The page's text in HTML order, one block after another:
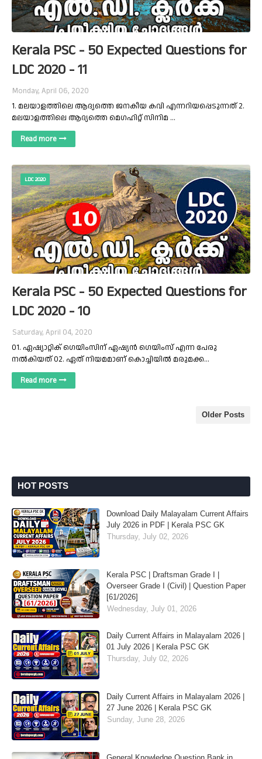
Kerala PSC - 50 Expected Questions for
LDC 2020 - 11
Monday, April 06, 2020
1. മലയാളത്തിലെ ആദ്യത്തെ ജനകീയ കവി എന്നറിയപ്പെടുന്നത് 2.
മലയാളത്തിലെ ആദ്യത്തെ മെഗഹിറ്റ് സിനിമ …
Read more
LDC 2020
Kerala PSC - 50 Expected Questions for
LDC 2020 - 10
Saturday, April 04, 2020
01. ഏഷ്യാറ്റിക് ഗെയിംസിന് ഏഷ്യൻ ഗെയിംസ് എന്ന പേരു
നൽകിയത് 02. ഏത് നിയമമാണ് കൊച്ചിയിൽ മരുമക്ക…
Read more
Older Posts
HOT POSTS
Download Daily Malayalam Current Affairs
July 2026 in PDF | Kerala PSC GK
Thursday, July 02, 2026
Kerala PSC | Draftsman Grade I |
Overseer Grade I (Civil) | Question Paper
[61/2026]
Wednesday, July 01, 2026
Daily Current Affairs in Malayalam 2026 |
01 July 2026 | Kerala PSC GK
Thursday, July 02, 2026
Daily Current Affairs in Malayalam 2026 |
27 June 2026 | Kerala PSC GK
Sunday, June 28, 2026